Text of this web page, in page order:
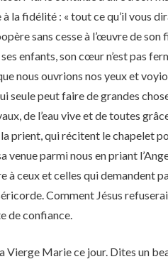
la fidélité : « tout ce qu’il vous
sans cesse à l’œuvre de son
enfants, son cœur n’est pas
nous ouvrions nos yeux et
seule peut faire de grandes
de l’eau vive et de toutes
prient, qui récitent le chapelet
venue parmi nous en priant
à ceux et celles qui demandent
Comment Jésus
de confiance.
Vierge Marie ce jour. Dites un